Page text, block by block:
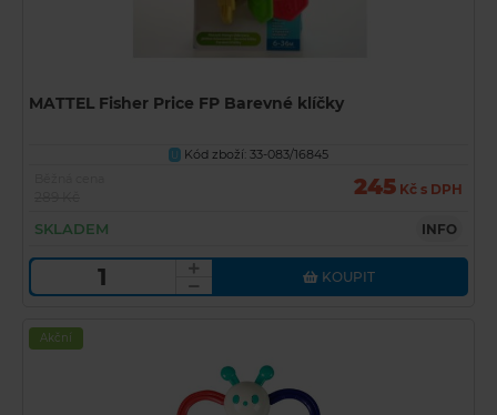
MATTEL Fisher Price FP Barevné klíčky
U
Kód zboží: 33-083/16845
245 Kč s DPH
SKLADEM INFO
KOUPIT
Akční